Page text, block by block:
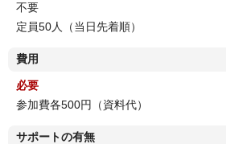
不要
定員50人（当日先着順）
費用
必要
参加費各500円（資料代）
サポートの有無